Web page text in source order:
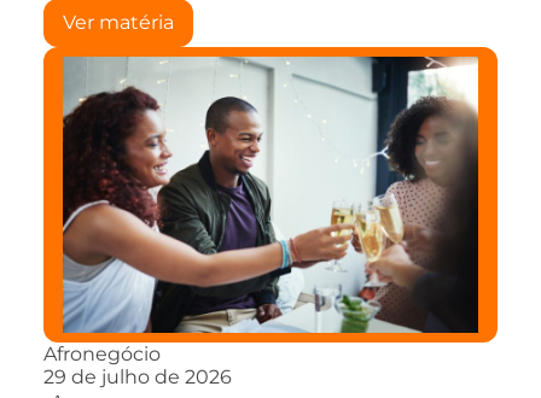
Ver matéria
Afronegócio
29 de julho de 2026